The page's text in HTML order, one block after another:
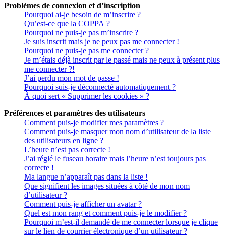
Problèmes de connexion et d’inscription
Pourquoi ai-je besoin de m’inscrire ?
Qu’est-ce que la COPPA ?
Pourquoi ne puis-je pas m’inscrire ?
Je suis inscrit mais je ne peux pas me connecter !
Pourquoi ne puis-je pas me connecter ?
Je m’étais déjà inscrit par le passé mais ne peux à présent plus
me connecter ?!
J’ai perdu mon mot de passe !
Pourquoi suis-je déconnecté automatiquement ?
À quoi sert « Supprimer les cookies » ?
Préférences et paramètres des utilisateurs
Comment puis-je modifier mes paramètres ?
Comment puis-je masquer mon nom d’utilisateur de la liste
des utilisateurs en ligne ?
L’heure n’est pas correcte !
J’ai réglé le fuseau horaire mais l’heure n’est toujours pas
correcte !
Ma langue n’apparaît pas dans la liste !
Que signifient les images situées à côté de mon nom
d’utilisateur ?
Comment puis-je afficher un avatar ?
Quel est mon rang et comment puis-je le modifier ?
Pourquoi m’est-il demandé de me connecter lorsque je clique
sur le lien de courrier électronique d’un utilisateur ?